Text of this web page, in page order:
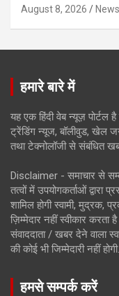
August 8, 2026
हमारे बारे में
यह एक हिंदी वेब न्यूज़ पोर्टल
ट्रेंडिंग न्यूज, बॉलीवुड, खेल
तथा टेक्नोलॉजी से संबंधित
Disclaimer - समाचार से
तत्वों में उपयोगकर्ताओं द्वारा
शामिल होगी स्वामी, मुद्रक,
ज़िम्मेदार नहीं स्वीकार करता
संवाददाता / खबर देने वाला
की कोई भी जिम्मेदारी नहीं
हमसे सम्पर्क करें